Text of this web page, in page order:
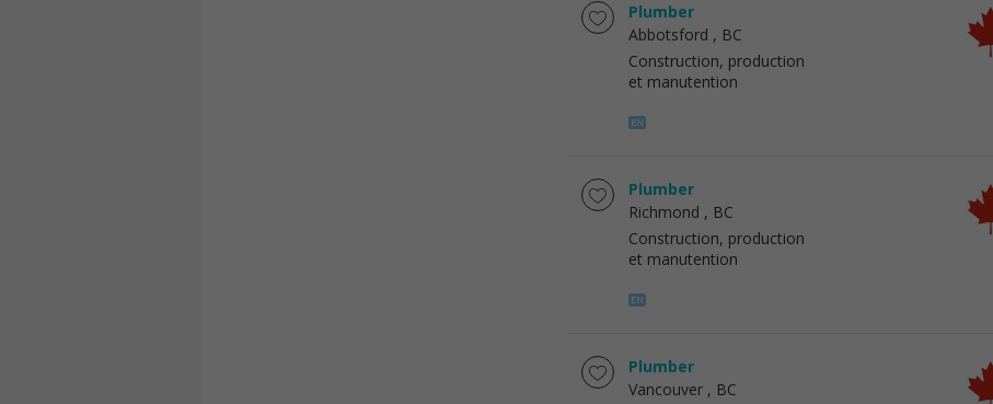
Plumber
Abbotsford , BC
Construction, production
et manutention
Plumber
Richmond , BC
Construction, production
et manutention
Plumber
Vancouver , BC